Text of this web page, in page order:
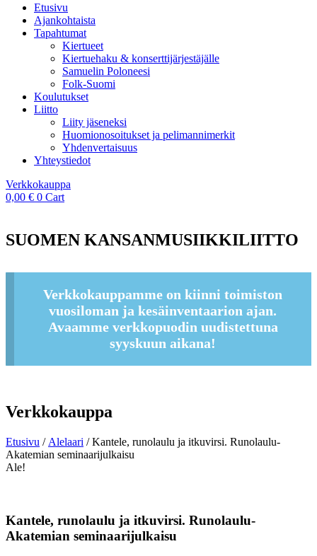
Etusivu
Ajankohtaista
Tapahtumat
Kiertueet
Kiertuehaku & konserttijärjestäjälle
Samuelin Poloneesi
Folk-Suomi
Koulutukset
Liitto
Liity jäseneksi
Huomionosoitukset ja pelimannimerkit
Yhdenvertaisuus
Yhteystiedot
Verkkokauppa
0,00 € 0 Cart
SUOMEN KANSANMUSIIKKILIITTO
Verkkokauppamme on kiinni toimiston
vuosiloman ja kesäinventaarion ajan.
Avaamme verkkopuodin uudistettuna
syyskuun aikana!
Verkkokauppa
Etusivu / Alelaari / Kantele, runolaulu ja itkuvirsi. Runolaulu-
Akatemian seminaarijulkaisu
Ale!
Kantele, runolaulu ja itkuvirsi. Runolaulu-
Akatemian seminaarijulkaisu